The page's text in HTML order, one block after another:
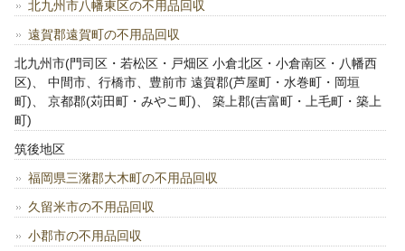
北九州市八幡東区の不用品回収
遠賀郡遠賀町の不用品回収
北九州市(門司区・若松区・戸畑区 小倉北区・小倉南区・八幡西
区)、 中間市、行橋市、豊前市 遠賀郡(芦屋町・水巻町・岡垣
町)、 京都郡(苅田町・みやこ町)、 築上郡(吉富町・上毛町・築上
町)
筑後地区
福岡県三潴郡大木町の不用品回収
久留米市の不用品回収
小郡市の不用品回収